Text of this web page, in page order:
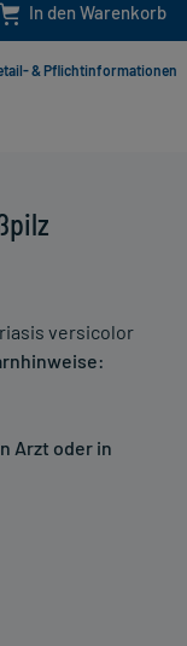
versicolor
Arzt oder in
In den Warenkorb
& Pflichtinformationen